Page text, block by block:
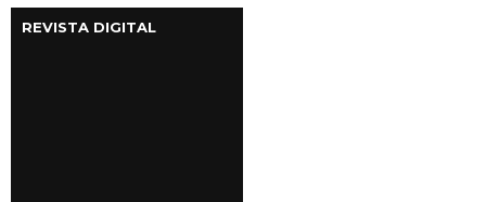
REVISTA DIGITAL